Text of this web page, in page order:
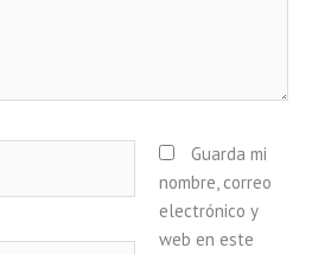
Guarda mi
nombre, correo
electrónico y
web en este